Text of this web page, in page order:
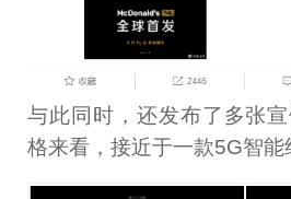
与此同时，还发布了多张
格来看，接近于一款5G智能